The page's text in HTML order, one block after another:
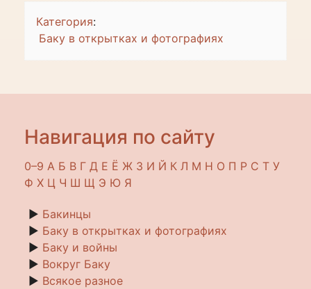
Категория:
Баку в открытках и фотографиях
Навигация по сайту
0–9 A Б В Г Д Е Ё Ж З И Й К Л М Н О П Р С Т У
Ф Х Ц Ч Ш Щ Э Ю Я
► Бакинцы
► Баку в открытках и фотографиях
► Баку и войны
► Вокруг Баку
► Всякое разное